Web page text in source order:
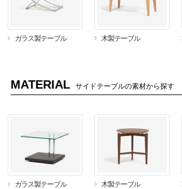
ガラス製テーブル 木製テーブル
MATERIAL サイドテーブルの素材から探す
ガラス製テーブル 木製テーブル